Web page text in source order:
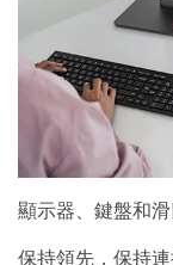
顯示器、鍵盤和
保持領先，保持